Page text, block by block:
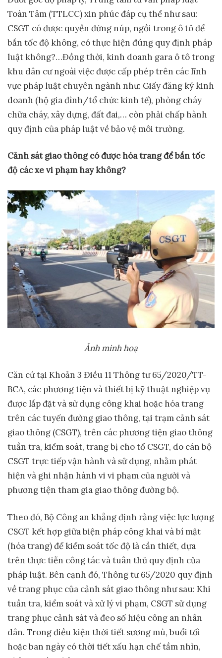
Toàn Tâm (TTLCC) xin phúc đáp cụ thể như sau:
CSGT có được quyền đứng núp, ngồi trong ô tô để
bắn tốc độ không, có thực hiện đúng quy định pháp
luật không?…Đồng thời, kinh doanh gara ô tô trong
khu dân cư ngoài việc được cấp phép trên các lĩnh
vực pháp luật chuyên ngành như: Giấy đăng ký kinh
doanh (hộ gia đình/tổ chức kinh tế), phòng cháy
chữa cháy, xây dựng, đất đai,… còn phải chấp hành
quy định của pháp luật về bảo vệ môi trường.
Cảnh sát giao thôngcó được hóa trang để bắn tốc
độ cácxe vi phạmhay không?
Ảnh minh hoạ
Căn cứ tại Khoản 3 Điều 11 Thông tư 65/2020/TT-
BCA, các phương tiện và thiết bị kỹ thuật nghiệp vụ
được lắp đặt và sử dụng công khai hoặc hóa trang
trên các tuyến đường giao thông, tại trạm cảnh sát
giao thông (CSGT), trên các phương tiện giao thông
tuần tra, kiểm soát, trang bị cho tổ CSGT, do cán bộ
CSGT trực tiếp vận hành và sử dụng, nhằm phát
hiện và ghi nhận hành vi vi phạm của người và
phương tiện tham gia giao thông đường bộ.
Theo đó, Bộ Công an khẳng định rằng việc lực lượng
CSGT kết hợp giữa biện pháp công khai và bí mật
(hóa trang) để kiểm soát tốc độ là cần thiết, dựa
trên thực tiễn công tác và tuân thủ quy định của
pháp luật. Bên cạnh đó, Thông tư 65/2020 quy định
về trang phục của cảnh sát giao thông như sau: Khi
tuần tra, kiểm soát và xử lý vi phạm, CSGT sử dụng
trang phục cảnh sát và đeo số hiệu công an nhân
dân. Trong điều kiện thời tiết sương mù, buổi tối
hoặc ban ngày có thời tiết xấu hạn chế tầm nhìn,